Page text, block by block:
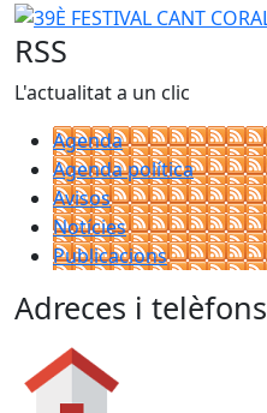
39È FESTIVAL CANT CORAL
RSS
L'actualitat a un clic
Agenda
Agenda política
Avisos
Notícies
Publicacions
Adreces i telèfons